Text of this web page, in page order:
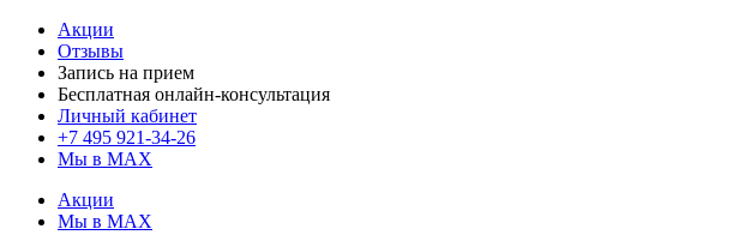
Акции
Отзывы
Запись на прием
Бесплатная онлайн-консультация
Личный кабинет
+7 495 921-34-26
Мы в MAX
Акции
Мы в MAX